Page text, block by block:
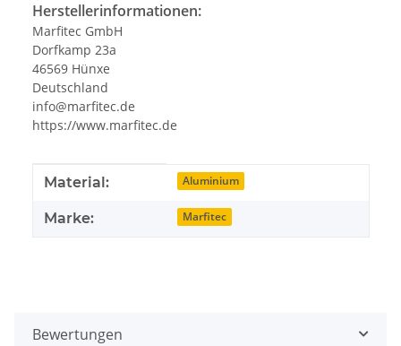
Herstellerinformationen:
Marfitec GmbH
Dorfkamp 23a
46569 Hünxe
Deutschland
info@marfitec.de
https://www.marfitec.de
Produkteigenschaft
Wert
Material: Aluminium
Marke: Marfitec
Bewertungen